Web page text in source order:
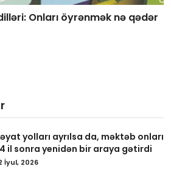
Onları öyrənmək nə qədər
yolları ayrılsa da, məktəb onları
il sonra yenidən bir araya gətirdi
İyul, 2026